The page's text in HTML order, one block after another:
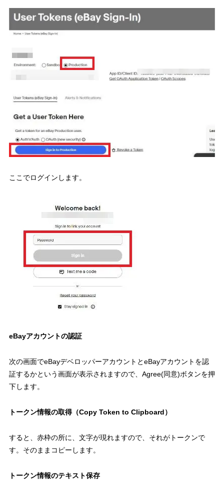
ここでログインします。
eBayアカウントの認証
次の画面でeBayデベロッパーアカウントとeBayアカウントを認
証するかという画面が表示されますので、Agree(同意)ボタンを押
下します。
トークン情報の取得（Copy Token to Clipboard）
すると、赤枠の所に、文字が現れますので、それがトークンで
す。そのままコピーします。
トークン情報のテキスト保存